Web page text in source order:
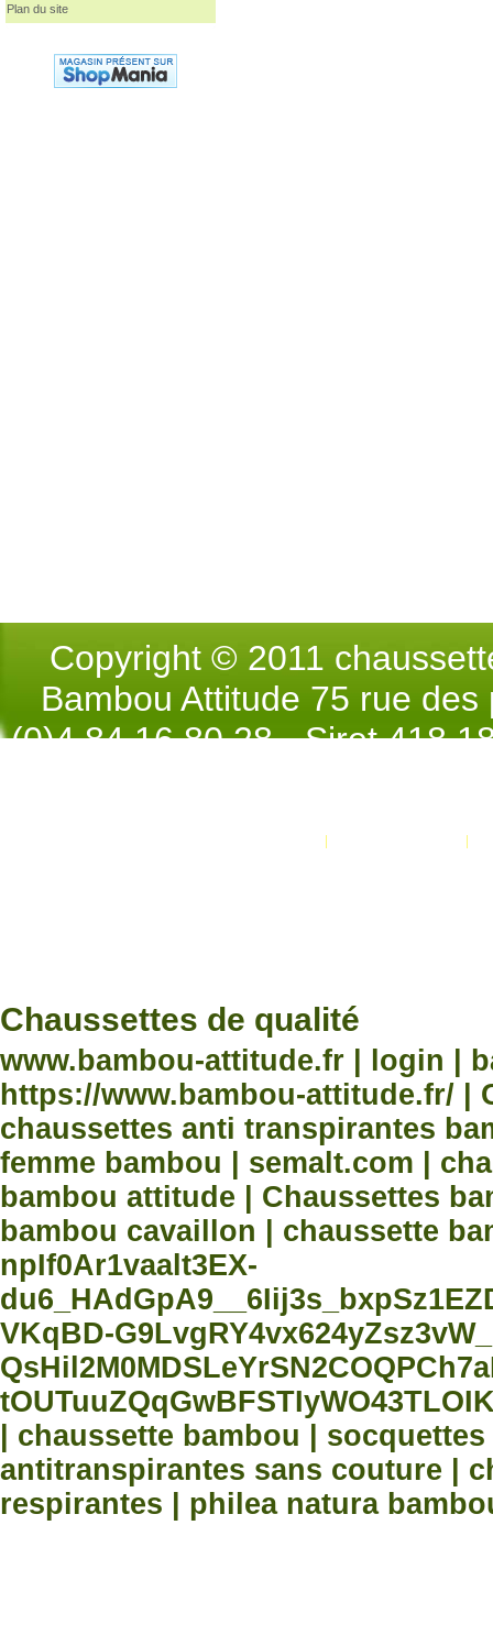
Plan du site
Copyright © 2011
Bambou Attitude 75 rue
(0)4.84.16.80.28 - Siret 418
Chaussettes de qualité
www.bambou-attitude.fr | login |
https://www.bambou-attitude.fr/ |
chaussettes anti transpirantes
femme bambou | semalt.com |
bambou attitude | Chaussettes
bambou cavaillon | chaussette
npIf0Ar1vaalt3EX-
VKqBD-
| chaussette bambou |
antitranspirantes sans couture |
respirantes | philea natura